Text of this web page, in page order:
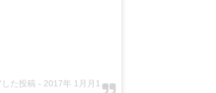
た投稿 - 2017年 1月月11日午前2時54分PST